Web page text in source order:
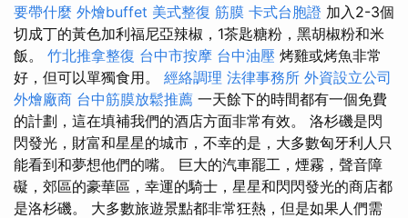
要帶什麼 外燴buffet 美式整復 筋膜 卡式台胞證 加入2-3個
切成丁的黃色加利福尼亞辣椒，1茶匙糖粉，黑胡椒粉和米
飯。 竹北推拿整復 台中市按摩 台中油壓 烤雞或烤魚非常
好，但可以單獨食用。 經絡調理 法律事務所 外資設立公司
外燴廠商 台中筋膜放鬆推薦 一天餘下的時間都有一個免費
的計劃，這在填補我們的酒店方面非常有效。 洛杉磯是閃
閃發光，財富和星星的城市，不幸的是，大多數匈牙利人只
能看到和夢想他們的嘴。 巨大的汽車罷工，煙霧，聲音障
礙，郊區的豪華區，幸運的騎士，星星和閃閃發光的商店都
是洛杉磯。 大多數旅遊景點都非常狂熱，但是如果人們需